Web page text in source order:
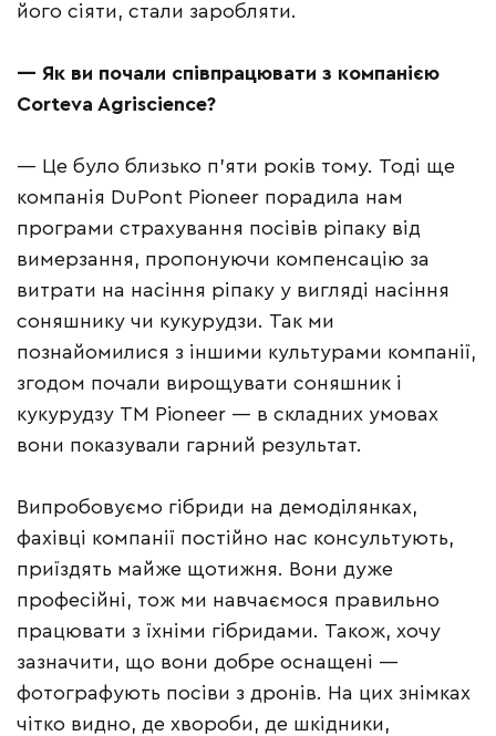
його сіяти, стали заробляти.
— Як ви почали співпрацювати з компанією
Corteva Agriscience?
— Це було близько п’яти років тому. Тоді ще
компанія DuPont Pioneer порадила нам
програми страхування посівів ріпаку від
вимерзання, пропонуючи компенсацію за
витрати на насіння ріпаку у вигляді насіння
соняшнику чи кукурудзи. Так ми
познайомилися з іншими культурами компанії,
згодом почали вирощувати соняшник і
кукурудзу ТМ Pioneer — в складних умовах
вони показували гарний результат.
Випробовуємо гібриди на демоділянках,
фахівці компанії постійно нас консультують,
приїздять майже щотижня. Вони дуже
професійні, тож ми навчаємося правильно
працювати з їхніми гібридами. Також, хочу
зазначити, що вони добре оснащені —
фотографують посіви з дронів. На цих знімках
чітко видно, де хвороби, де шкідники,